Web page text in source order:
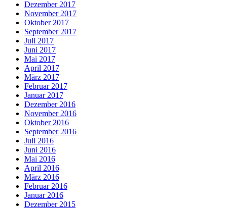
Dezember 2017
November 2017
Oktober 2017
September 2017
Juli 2017
Juni 2017
Mai 2017
April 2017
März 2017
Februar 2017
Januar 2017
Dezember 2016
November 2016
Oktober 2016
September 2016
Juli 2016
Juni 2016
Mai 2016
April 2016
März 2016
Februar 2016
Januar 2016
Dezember 2015